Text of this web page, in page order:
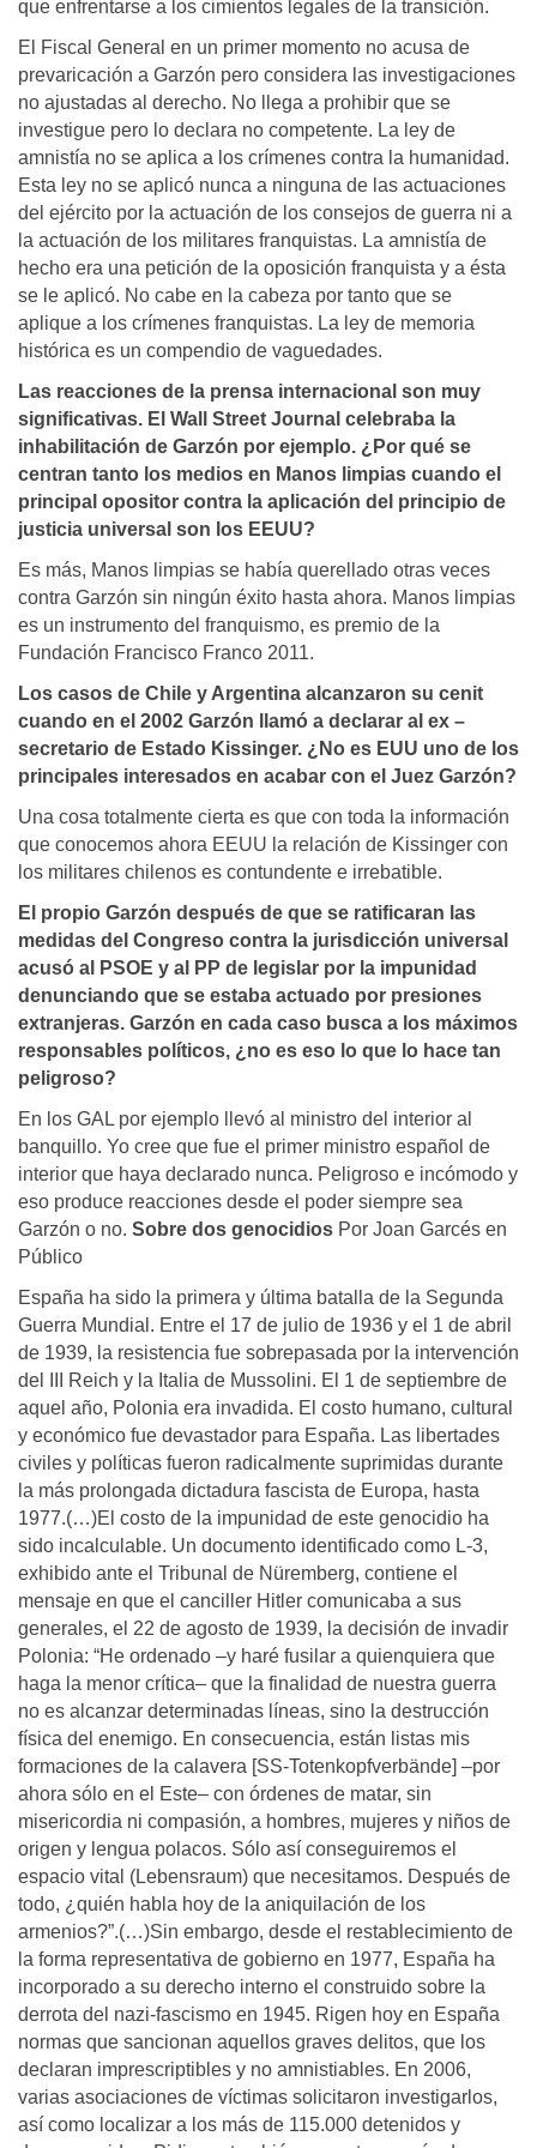
que enfrentarse a los cimientos legales de la transición.
El Fiscal General en un primer momento no acusa de
prevaricación a Garzón pero considera las investigaciones
no ajustadas al derecho. No llega a prohibir que se
investigue pero lo declara no competente. La ley de
amnistía no se aplica a los crímenes contra la humanidad.
Esta ley no se aplicó nunca a ninguna de las actuaciones
del ejército por la actuación de los consejos de guerra ni a
la actuación de los militares franquistas. La amnistía de
hecho era una petición de la oposición franquista y a ésta
se le aplicó. No cabe en la cabeza por tanto que se
aplique a los crímenes franquistas. La ley de memoria
histórica es un compendio de vaguedades.
Las reacciones de la prensa internacional son muy
significativas. El Wall Street Journal celebraba la
inhabilitación de Garzón por ejemplo. ¿Por qué se
centran tanto los medios en Manos limpias cuando el
principal opositor contra la aplicación del principio de
justicia universal son los EEUU?
Es más, Manos limpias se había querellado otras veces
contra Garzón sin ningún éxito hasta ahora. Manos limpias
es un instrumento del franquismo, es premio de la
Fundación Francisco Franco 2011.
Los casos de Chile y Argentina alcanzaron su cenit
cuando en el 2002 Garzón llamó a declarar al ex –
secretario de Estado Kissinger. ¿No es EUU uno de los
principales interesados en acabar con el Juez Garzón?
Una cosa totalmente cierta es que con toda la información
que conocemos ahora EEUU la relación de Kissinger con
los militares chilenos es contundente e irrebatible.
El propio Garzón después de que se ratificaran las
medidas del Congreso contra la jurisdicción universal
acusó al PSOE y al PP de legislar por la impunidad
denunciando que se estaba actuado por presiones
extranjeras. Garzón en cada caso busca a los máximos
responsables políticos, ¿no es eso lo que lo hace tan
peligroso?
En los GAL por ejemplo llevó al ministro del interior al
banquillo. Yo cree que fue el primer ministro español de
interior que haya declarado nunca. Peligroso e incómodo y
eso produce reacciones desde el poder siempre sea
Garzón o no. Sobre dos genocidios Por Joan Garcés en
Público
España ha sido la primera y última batalla de la Segunda
Guerra Mundial. Entre el 17 de julio de 1936 y el 1 de abril
de 1939, la resistencia fue sobrepasada por la intervención
del III Reich y la Italia de Mussolini. El 1 de septiembre de
aquel año, Polonia era invadida. El costo humano, cultural
y económico fue devastador para España. Las libertades
civiles y políticas fueron radicalmente suprimidas durante
la más prolongada dictadura fascista de Europa, hasta
1977.(…)El costo de la impunidad de este genocidio ha
sido incalculable. Un documento identificado como L-3,
exhibido ante el Tribunal de Nüremberg, contiene el
mensaje en que el canciller Hitler comunicaba a sus
generales, el 22 de agosto de 1939, la decisión de invadir
Polonia: “He ordenado –y haré fusilar a quienquiera que
haga la menor crítica– que la finalidad de nuestra guerra
no es alcanzar determinadas líneas, sino la destrucción
física del enemigo. En consecuencia, están listas mis
formaciones de la calavera [SS-Totenkopfverbände] –por
ahora sólo en el Este– con órdenes de matar, sin
misericordia ni compasión, a hombres, mujeres y niños de
origen y lengua polacos. Sólo así conseguiremos el
espacio vital (Lebensraum) que necesitamos. Después de
todo, ¿quién habla hoy de la aniquilación de los
armenios?”.(…)Sin embargo, desde el restablecimiento de
la forma representativa de gobierno en 1977, España ha
incorporado a su derecho interno el construido sobre la
derrota del nazi-fascismo en 1945. Rigen hoy en España
normas que sancionan aquellos graves delitos, que los
declaran imprescriptibles y no amnistiables. En 2006,
varias asociaciones de víctimas solicitaron investigarlos,
así como localizar a los más de 115.000 detenidos y